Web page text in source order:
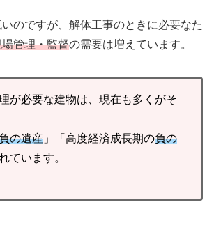
のですが、解体工事のときに必要なた
管理・監督の需要は増えています。
が必要な建物は、現在も多くがそ
の遺産 」「高度経済成長期の負の
ています。